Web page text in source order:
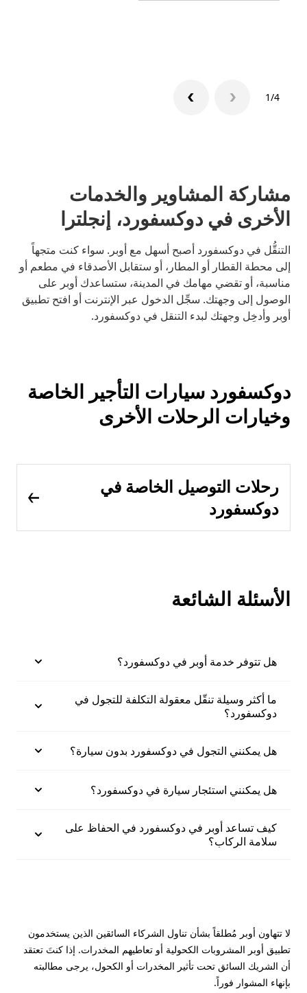
1/4
مشاركة المشاوير والخدمات
الأخرى في دوكسفورد، إنجلترا
التنقُّل في دوكسفورد أصبح أسهل مع أوبر. سواء كنت متجهاً
إلى محطة القطار أو المطار، أو ستقابل الأصدقاء في مطعم أو
مناسبة، أو تقضي مهامك في المدينة، ستساعدك أوبر على
الوصول إلى وجهتك. سجِّل الدخول عبر الإنترنت أو افتح تطبيق
أوبر وأدخِل وجهتك لبدء التنقل في دوكسفورد.
دوكسفورد سيارات التأجير الخاصة
وخيارات الرحلات الأخرى
رحلات التوصيل الخاصة في
دوكسفورد
الأسئلة الشائعة
هل تتوفر خدمة أوبر في دوكسفورد؟
ما أكثر وسيلة تنقّل معقولة التكلفة للتجول في
دوكسفورد؟
هل يمكنني التجول في دوكسفورد بدون سيارة؟
هل يمكنني استئجار سيارة في دوكسفورد؟
كيف تساعد أوبر في دوكسفورد في الحفاظ على
سلامة الركاب؟
لا تتهاون أوبر مُطلقاً بشأن تناول الشركاء السائقين الذين يستخدمون
تطبيق أوبر المشروبات الكحولية أو تعاطيهم المخدرات. إذا كنتَ تعتقد
أن الشريك السائق تحت تأثير المخدرات أو الكحول، يرجى مطالبته
بإنهاء المشوار فوراً.